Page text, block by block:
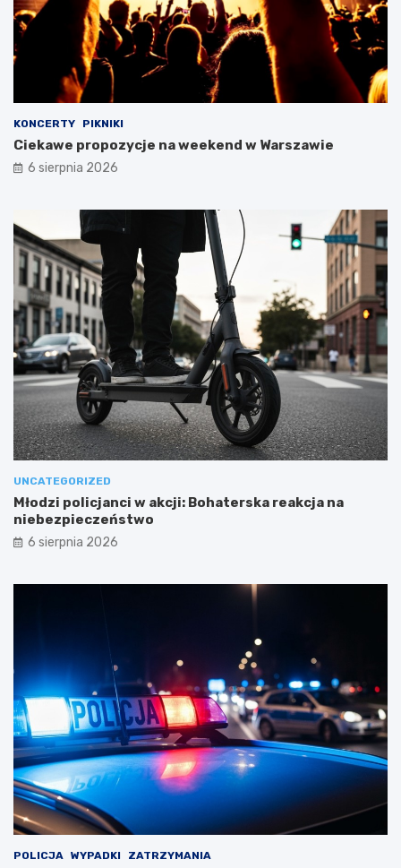
KONCERTY PIKNIKI
Ciekawe propozycje na weekend w Warszawie
6 sierpnia 2026
UNCATEGORIZED
Młodzi policjanci w akcji: Bohaterska reakcja na
niebezpieczeństwo
6 sierpnia 2026
POLICJA WYPADKI ZATRZYMANIA